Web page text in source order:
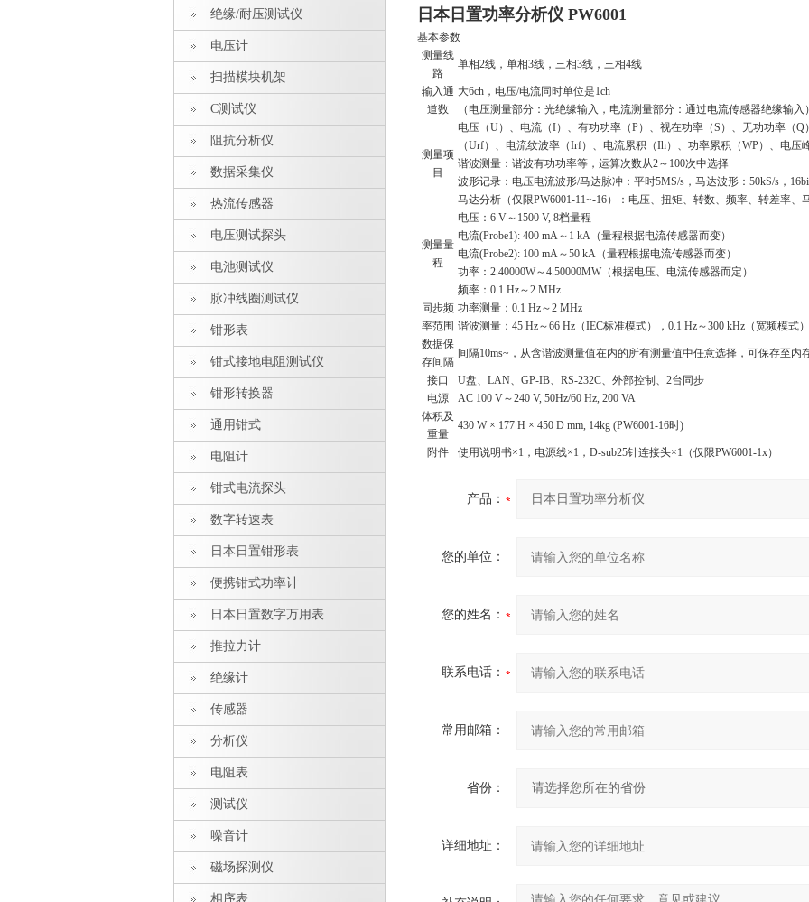
绝缘/耐压测试仪
电压计
扫描模块机架
C测试仪
阻抗分析仪
数据采集仪
热流传感器
电压测试探头
电池测试仪
脉冲线圈测试仪
钳形表
钳式接地电阻测试仪
钳形转换器
通用钳式
电阻计
钳式电流探头
数字转速表
日本日置钳形表
便携钳式功率计
日本日置数字万用表
推拉力计
绝缘计
传感器
分析仪
电阻表
测试仪
噪音计
磁场探测仪
相序表
日本日置功率分析仪 PW6001
基本参数
测量线
路
单相2线，单相3线，三相3线，三相4线
输入通
道数
大6ch，电压/电流同时单位是1ch
（电压测量部分：光绝缘输入，电流测量部分：通过电流传感器绝缘输入）
测量项
目
电压（U）、电流（I）、有功功率（P）、视在功率（S）、无功功率（
（Urf）、电流纹波率（Irf）、电流累积（Ih）、功率累积（WP）、电压
谐波测量：谐波有功功率等，运算次数从2～100次中选择
波形记录：电压电流波形/马达脉冲：平时5MS/s，马达波形：50kS/s，
马达分析（仅限PW6001-11~-16）：电压、扭矩、转数、频率、转差率、
测量量
程
电压：6 V～1500 V, 8档量程
电流(Probe1): 400 mA～1 kA（量程根据电流传感器而变）
电流(Probe2): 100 mA～50 kA（量程根据电流传感器而变）
功率：2.40000W～4.50000MW（根据电压、电流传感器而定）
频率：0.1 Hz～2 MHz
同步频
率范围
功率测量：0.1 Hz～2 MHz
谐波测量：45 Hz～66 Hz（IEC标准模式），0.1 Hz～300 kHz（宽频模式）
数据保
存间隔
间隔10ms~，从含谐波测量值在内的所有测量值中任意选择，可保存至内
接口
U盘、LAN、GP-IB、RS-232C、外部控制、2台同步
电源
AC 100 V～240 V, 50Hz/60 Hz, 200 VA
体积及
重量
430 W × 177 H × 450 D mm, 14kg (PW6001-16时)
附件 使用说明书×1，电源线×1，D-sub25针连接头×1（仅限PW6001-1x）
产品：
您的单位：
您的姓名：
联系电话：
常用邮箱：
省份：
详细地址：